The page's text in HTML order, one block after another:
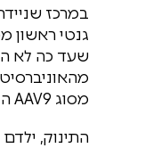
במרכז
שעד כה לא
מסוג AAV9 הנושא עותק תקין של הגן הפגוע.
התינוק,